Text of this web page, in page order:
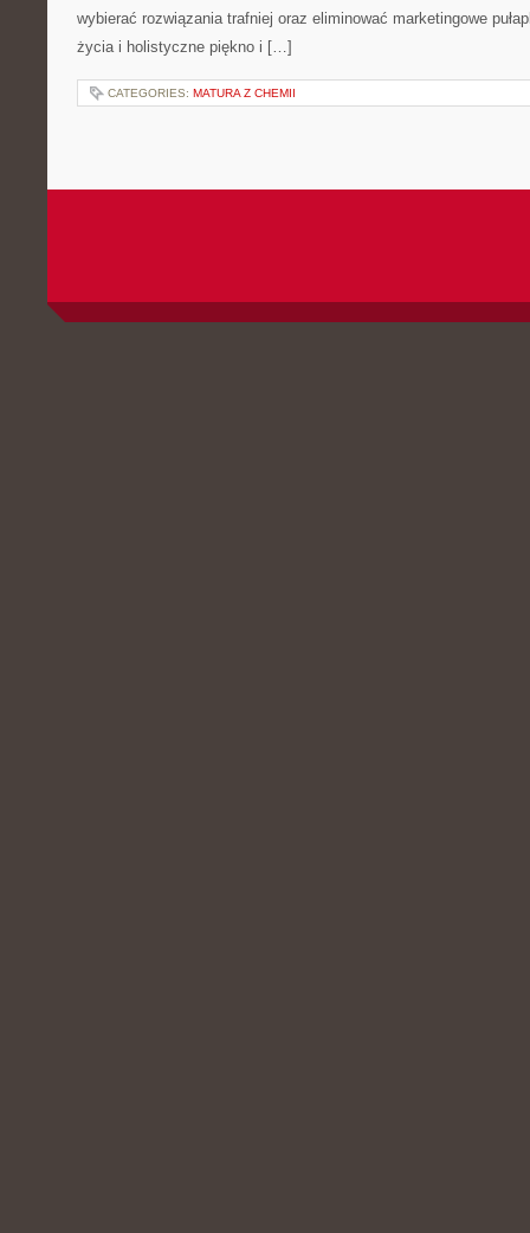
wybierać rozwiązania trafniej oraz eliminować marketingowe
życia i holistyczne piękno i […]
CATEGORIES: MATURA Z CHEMII